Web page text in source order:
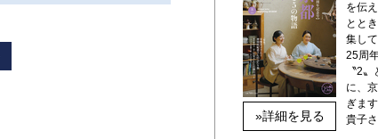
»詳細を見る
を伝
とと
集し
25周
〝2
に、
ぎま
貴子